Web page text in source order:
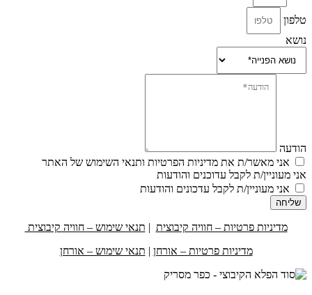
טלפון
נושא
הודעה
אני מאשר/ת את מדיניות הפרטיות ותנאי השימוש של האתר
אני מעוניין/ת לקבל עדוכנים והודעות
אני מעוניין/ת לקבל עדכונים והודעות
שליחה
מדיניות פרטיות – חוויה קיבוצית | תנאי שימוש – חוויה קיבוצית
מדיניות פרטיות – אורחן | תנאי שימוש – אורחן